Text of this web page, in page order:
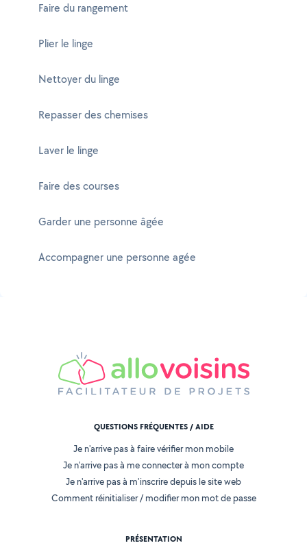
Faire du rangement
Plier le linge
Nettoyer du linge
Repasser des chemises
Laver le linge
Faire des courses
Garder une personne âgée
Accompagner une personne agée
QUESTIONS FRÉQUENTES / AIDE
Je n'arrive pas à faire vérifier mon mobile
Je n'arrive pas à me connecter à mon compte
Je n'arrive pas à m'inscrire depuis le site web
Comment réinitialiser / modifier mon mot de passe
PRÉSENTATION